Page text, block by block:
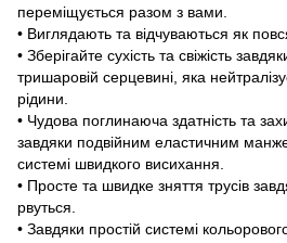
переміщується разом з вами.
• Виглядають та відчуваються як
• Зберігайте сухість та свіжість
тришаровій серцевині, яка
рідини.
• Чудова поглинаюча здатність та
завдяки подвійним еластичним
системі швидкого висихання.
• Просте та швидке зняття трусів
рвуться.
• Завдяки простій системі